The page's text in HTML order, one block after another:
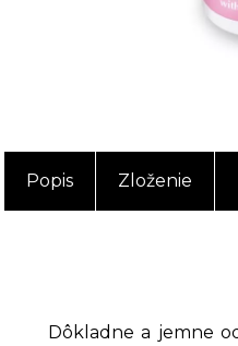
Popis Zloženie
Dôkladne a jemne